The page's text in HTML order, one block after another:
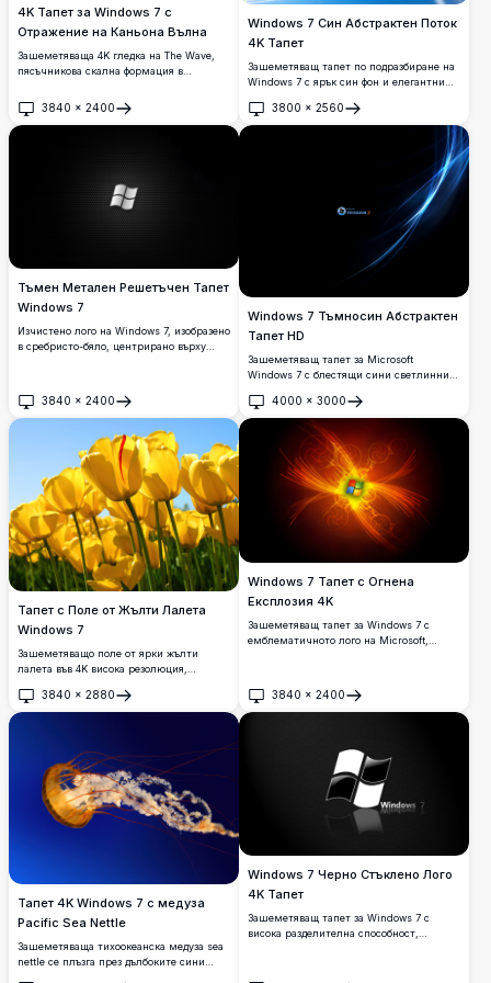
4K Тапет за Windows 7 с
Отражение на Каньона Вълна
Зашеметяваща 4K гледка на The Wave,
пясъчникова скална формация в
вихрови пластове, отразени в спокоен
водоем под ясно синьо небе.
3840 × 2400
Отвори
Windows 7 Син Абстрактен Поток
4K Тапет
Зашеметяващ тапет по подразбиране на
Windows 7 с ярък син фон и елегантни
обграждащи емблематичното прозрачно
лого на Windows. Перфектен за
ултра-висока разделителна способност.
3800 × 2560
Отвори
Тъмен Метален Решетъчен Тапет
Windows 7
Изчистено лого на Windows 7, изобразено
в сребристо-бяло, центрирано върху
персонализиране на работния плот с
минималистична, индустриална
3840 × 2400
Отвори
Windows 7 Тъмносин Абстрактен
Тапет HD
Зашеметяващ тапет за Microsoft
Windows 7 с блестящи сини светлинни
персонализиране на работния плот, това
изображение с висока разделителна
способност 4K показва елегантни
абстрактни криви и ярки неонови сини
линии на енергия.
4000 × 3000
Отвори
Тапет с Поле от Жълти Лалета
Windows 7
Зашеметяващо поле от ярки жълти
лалета във 4K висока резолюция,
синьо небе. Едно лале има уникална
червена ивица, добавяща поразителен
3840 × 2880
Отвори
Windows 7 Тапет с Огнена
Експлозия 4K
Зашеметяващ тапет за Windows 7 с
емблематичното лого на Microsoft,
за персонализиране на работния плот.
3840 × 2400
Отвори
Тапет 4K Windows 7 с медуза
Pacific Sea Nettle
Зашеметяваща тихоокеанска медуза sea
nettle се плъзга през дълбоките сини
Windows 7 Черно Стъклено Лого
4K Тапет
Зашеметяващ тапет за Windows 7 с
висока разделителна способност,